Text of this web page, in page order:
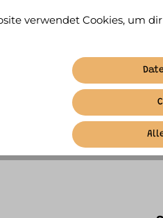
verwendet Cookies, um